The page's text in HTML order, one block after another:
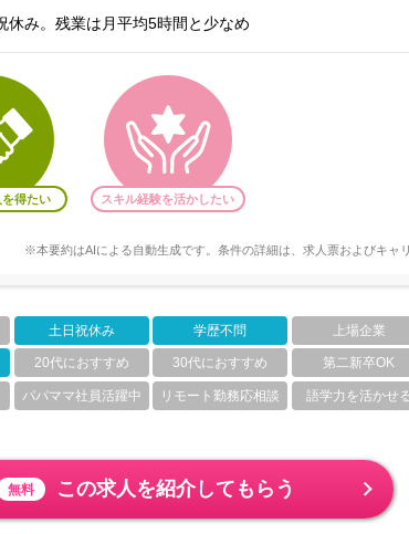
み。残業は月平均5時間と少なめ
得たい スキル経験を活かしたい
※本要約はAIによる自動生成です。条件の詳細は、求人票およびキャ
土日祝休み 学歴不問 上場企業
20代におすすめ 30代におすすめ 第二新卒OK
パパママ社員活躍中 リモート勤務応相談 語学力を活かせ
無料 この求人を紹介してもらう